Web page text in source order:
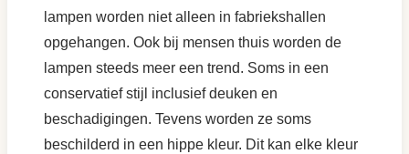
lampen worden niet alleen in fabriekshallen
opgehangen. Ook bij mensen thuis worden de
lampen steeds meer een trend. Soms in een
conservatief stijl inclusief deuken en
beschadigingen. Tevens worden ze soms
beschilderd in een hippe kleur. Dit kan elke kleur